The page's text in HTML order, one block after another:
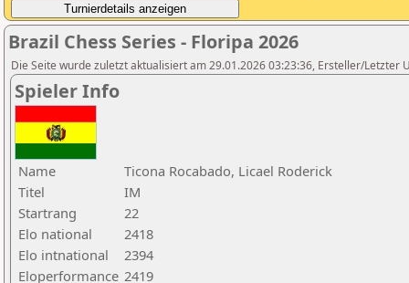
Brazil Chess Series - Floripa 2026
Die Seite wurde zuletzt aktualisiert am 29.01.2026 03:23:36, Ersteller/Letzter
Spieler Info
Name
Ticona Rocabado, Licael Roderick
Titel
IM
Startrang
22
Elo national
2418
Elo intnational
2394
Eloperformance 2419